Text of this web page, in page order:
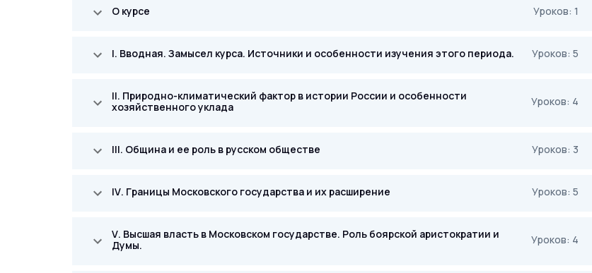
О курсе Уроков: 1
I. Вводная. Замысел курса. Источники и особенности изучения этого периода. Уроков: 5
II. Природно-климатический фактор в истории России и особенности
хозяйственного уклада
Уроков: 4
III. Община и ее роль в русском обществе Уроков: 3
IV. Границы Московского государства и их расширение Уроков: 5
V. Высшая власть в Московском государстве. Роль боярской аристократии и
Думы.
Уроков: 4